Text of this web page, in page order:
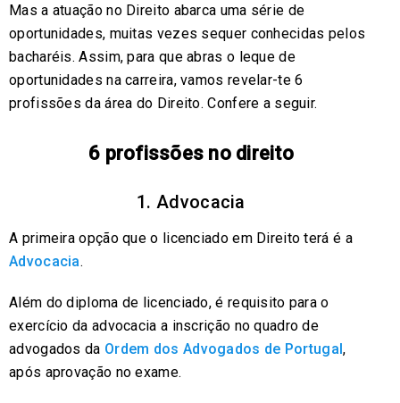
Mas a atuação no Direito abarca uma série de
oportunidades, muitas vezes sequer conhecidas pelos
bacharéis. Assim, para que abras o leque de
oportunidades na carreira, vamos revelar-te 6
profissões da área do Direito. Confere a seguir.
6 profissões no direito
1. Advocacia
A primeira opção que o licenciado em Direito terá é a
Advocacia.
Além do diploma de licenciado, é requisito para o
exercício da advocacia a inscrição no quadro de
advogados da Ordem dos Advogados de Portugal,
após aprovação no exame.